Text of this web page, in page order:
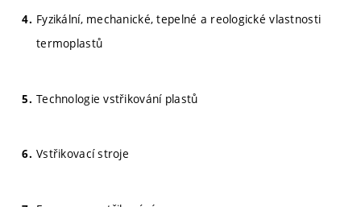
Fyzikální, mechanické, tepelné a reologické vlastnosti
termoplastů
Technologie vstřikování plastů
Vstřikovací stroje